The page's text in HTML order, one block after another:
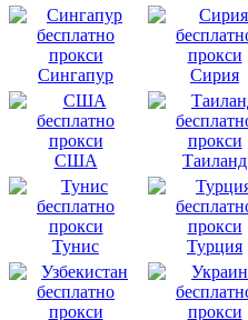
Сингапур Сирия
США Таиланд
Тунис Турция